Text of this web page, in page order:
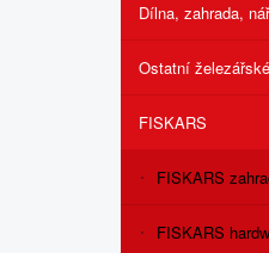
Dílna, zahrada,
Ostatní
FISKARS
FISKARS
FISKARS